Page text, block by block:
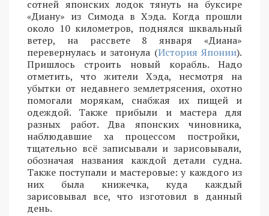
сотней японских лодок тянуть на буксире
«Диану» из Симода в Хэда. Когда прошли
около 10 километров, поднялся шквальный
ветер, на рассвете 8 января «Диана»
перевернулась и затонула (История Японии).
Пришлось строить новый корабль. Надо
отметить, что жители Хэда, несмотря на
убытки от недавнего землетрясения, охотно
помогали морякам, снабжая их пищей и
одеждой. Также прибыли и мастера для
разных работ. Два японских чиновника,
наблюдавшие ха процессом постройки,
тщательно всё записывали и зарисовывали,
обозначая названия каждой детали судна.
Также поступали и мастеровые: у каждого из
них была книжечка, куда каждый
зарисовывал все, что изготовил в данный
день.